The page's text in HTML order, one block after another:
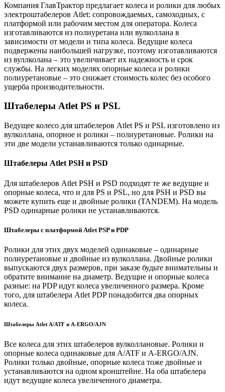
Компания ГлавТрактор предлагает колеса и ролики для любых
электроштабелеров Atlet: сопровождаемых, самоходных, с
платформой или рабочим местом для оператора. Колеса
изготавливаются из полиуретана или вулколлана в
зависимости от модели и типа колеса. Ведущие колеса
подвержены наибольшей нагрузке, поэтому изготавливаются
из вуллколана – это увеличивает их надежность и срок
службы. На легких моделях опорные колеса и ролики
полиуретановые – это снижает стоимость колес без особого
ущерба производительности.
Штабелеры Atlet PS и PSL
Ведущее колесо для штабелеров Atlet PS и PSL изготовлено из
вулколлана, опорное и ролики – полиуретановые. Ролики на
эти две модели устанавливаются только одинарные.
Штабелеры Atlet PSH и PSD
Для штабелеров Atlet PSH и PSD подходят те же ведущие и
опорные колеса, что и для PS и PSL, но для PSH и PSD вы
можете купить еще и двойные ролики (TANDEM). На модель
PSD одинарные ролики не устанавливаются.
Штабелеры с платформой Atlet PSP и PDP
Ролики для этих двух моделей одинаковые – одинарные
полиуретановые и двойные из вулколлана. Двойные ролики
выпускаются двух размеров, при заказе будьте внимательны и
обратите внимание на диаметр. Ведущие и опорные колеса
разные: на PDP идут колеса увеличенного размера. Кроме
того, для штабелера Atlet PDP понадобится два опорных
колеса.
Штабелеры Atlet A/ATF и A-ERGO/AJN
Все колеса для этих штабелеров вулколлановые. Ролики и
опорные колеса одинаковые для A/ATF и A-ERGO/AJN.
Ролики только двойные, опорные колеса тоже двойные и
устанавливаются на одном кронштейне. На оба штабелера
идут ведущие колеса увеличенного диаметра.